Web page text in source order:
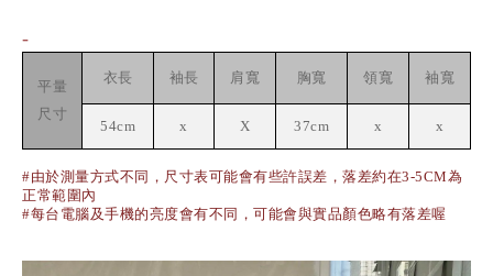
-
平量
尺寸
衣長 袖長 肩寬 胸寬 領寬 袖寬
54cm x X 37cm x x
#由於測量方式不同，尺寸表可能會有些許誤差，落差約在3-5CM為
正常範圍內
#每台電腦及手機的亮度會有不同，可能會與實品顏色略有落差喔